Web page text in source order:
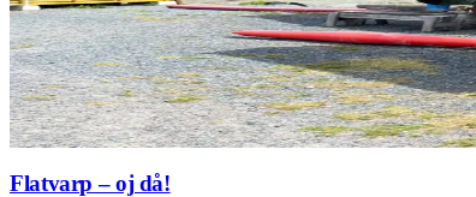
Flatvarp – oj då!